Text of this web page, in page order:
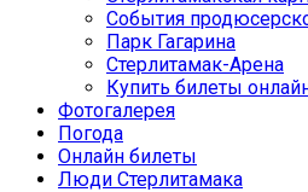
События
Парк Гагарина
Стерлитамак-Арена
Купить билеты
Фотогалерея
Погода
Онлайн билеты
Люди Стерлитамака